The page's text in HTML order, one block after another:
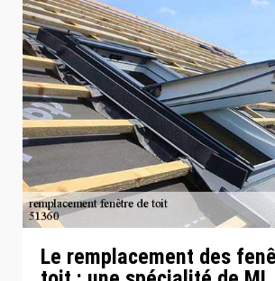
Le remplacement des